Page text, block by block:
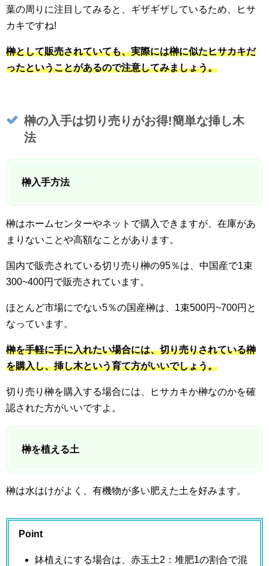
葉の周りに注目してみると、ギザギザしているため、ヒサ
カキですね!
榊として販売されていても、実際には榊に似たヒサカキだ
ったということがあるので注意してみましょう。
榊の入手は切り売りがお得!簡単な挿し木
法
榊入手方法
榊はホームセンターやネットで購入できますが、在庫があ
まりないことや高額なことがあります。
国内で販売されている切リ売り榊の95％は、中国産で1束
300~400円で販売されています。
ほとんど市場にでない5％の国産榊は、1束500円~700円と
なっています。
榊を手軽に手に入れたい場合には、切り売りされている榊
を購入し、挿し木という育て方がいいでしょう。
切り売り榊を購入する場合には、ヒサカキか榊なのかを確
認された方がいいですよ。
榊を植える土
榊は水はけがよく、有機物が多い肥えた土を好みます。
Point
鉢植えにする場合は、赤玉土2：堆肥1の割合で混